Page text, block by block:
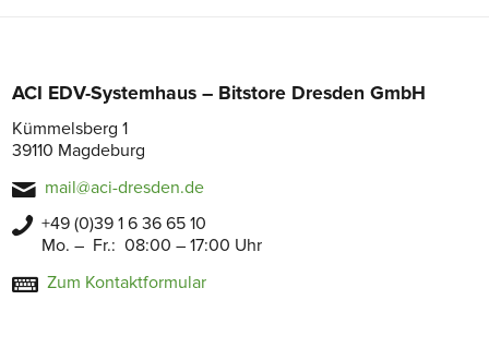
ACI EDV-Systemhaus – Bitstore Dresden GmbH
Kümmelsberg 1
39110 Magdeburg
mail@aci-dresden.de
+49 (0)39 1 6 36 65 10
Mo. – Fr.: 08:00 – 17:00 Uhr
Zum Kontaktformular